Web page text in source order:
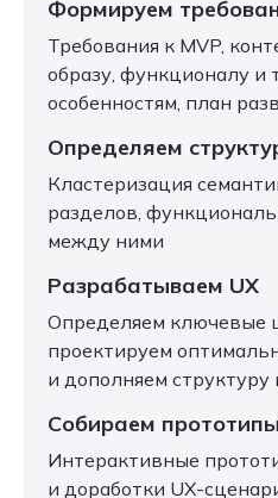
Формируем
Требования к MVP,
образу, функционалу и
особенностям, план
Определяем
Кластеризация
разделов,
между ними
Разрабатываем UX
Определяем ключевые
проектируем
и дополняем структуру
Собираем прототипы
Интерактивные
и доработки UX-